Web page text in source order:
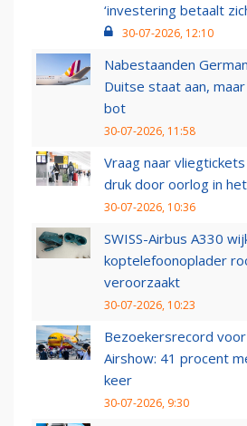
‘investering betaalt
30-07-2026, 12:10
Nabestaanden
Duitse staat aan,
bot
30-07-2026, 11:58
Vraag naar
druk door oorlog in
30-07-2026, 10:36
SWISS-Airbus A330
koptelefoonoplader
veroorzaakt
30-07-2026, 10:23
Bezoekersrecord
Airshow: 41 procent
keer
30-07-2026, 9:30